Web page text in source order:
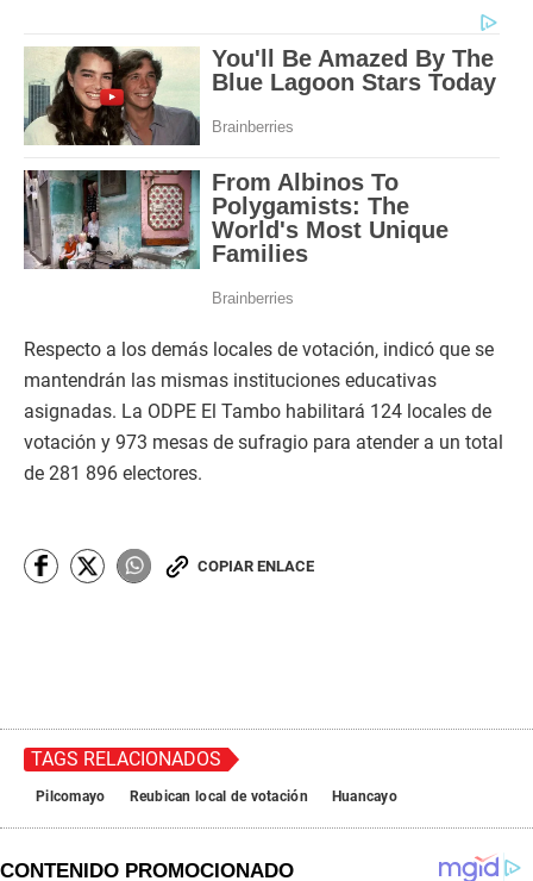
Respecto a los demás locales de votación, indicó que se
mantendrán las mismas instituciones educativas
asignadas. La ODPE El Tambo habilitará 124 locales de
votación y 973 mesas de sufragio para atender a un total
de 281 896 electores.
COPIAR ENLACE
TAGS RELACIONADOS
Pilcomayo Reubican local de votación Huancayo